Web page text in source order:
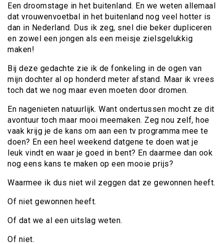
Een droomstage in het buitenland. En we weten allemaal
dat vrouwenvoetbal in het buitenland nog veel hotter is
dan in Nederland. Dus ik zeg, snel die beker dupliceren
en zowel een jongen als een meisje zielsgelukkig
maken!
Bij deze gedachte zie ik de fonkeling in de ogen van
mijn dochter al op honderd meter afstand. Maar ik vrees
toch dat we nog maar even moeten door dromen.
En nagenieten natuurlijk. Want ondertussen mocht ze dit
avontuur toch maar mooi meemaken. Zeg nou zelf, hoe
vaak krijg je de kans om aan een tv programma mee te
doen? En een heel weekend datgene te doen wat je
leuk vindt en waar je goed in bent? En daarmee dan ook
nog eens kans te maken op een mooie prijs?
Waarmee ik dus niet wil zeggen dat ze gewonnen heeft.
Of niet gewonnen heeft.
Of dat we al een uitslag weten.
Of niet.